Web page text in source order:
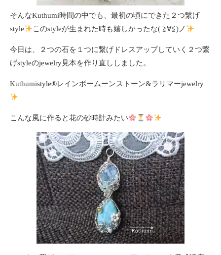
そんなKuthumi時間の中でも、最初の頃にできた２つ繋げ
style
このstyleが生まれた時も嬉しかったな( ≧∀≦)ノ
今日は、２つの石を１つに繋げドレスアップしていく２つ繋
げstyleのjewelry見本を作り直ししました。
Kuthumistyle®️レインボームーンストーン&ラリマーjewelry
こんな風に作ると花の砂時計みたい